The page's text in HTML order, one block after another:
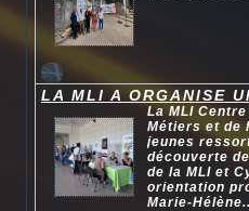
LA MLI A ORGANISE
La MLI
Métiers et de
jeunes
découverte
de la MLI et
orientation
Marie-